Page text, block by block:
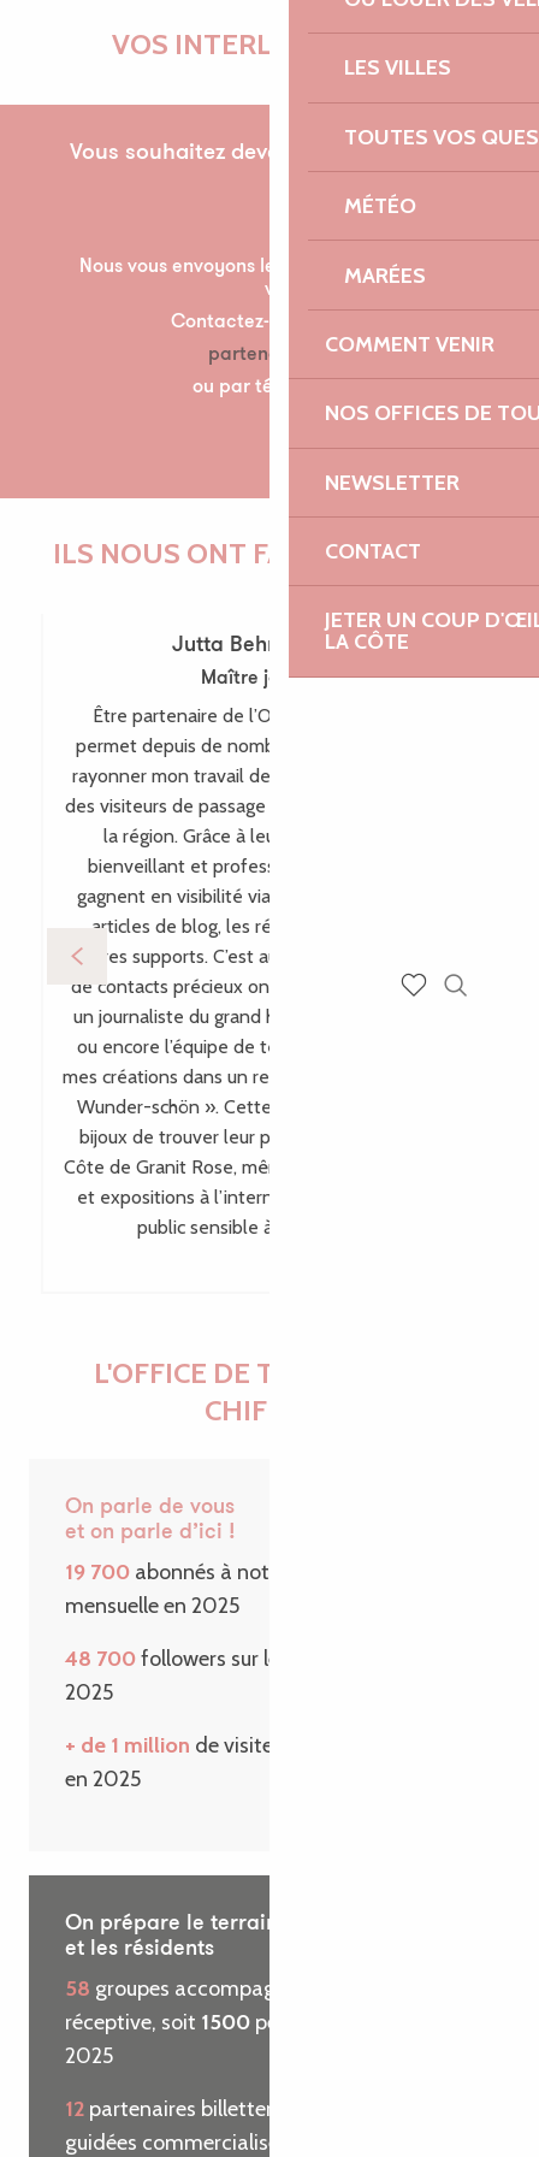
LES VILLES
TOUTES VOS
MÉTÉO
MARÉES
COMMENT VENIR
NOS OFFICES DE
NEWSLETTER
CONTACT
JETER UN COUP
LA CÔTE
VOS INTERLOCUTRICES
Vous souhaitez devenir partenaire pour la
première fois ?
Nous vous envoyons les documents nécessaire à
votre partenariat par mail.
Contactez-nous à l’adresse suivante :
partenariats@lannion-tregor.com
ou par téléphone au 07 86 04 60 30
ILS NOUS ONT FAIT CONFIANCE !
Jutta Behr-Schaeidt
Maître joaillière
Être partenaire de l’Office de Tourisme me
permet depuis de nombreuses années de faire
rayonner mon travail de maître-joaillière auprès
des visiteurs de passage comme des habitants de
la région. Grâce à leur accompagnement
bienveillant et professionnel, mes créations
gagnent en visibilité via leur site internet, leurs
articles de blog, les réseaux sociaux et bien
d’autres supports. C’est aussi par ce biais que plein
de contacts précieux ont vu le jour, comme avec
un journaliste du grand hebdomadaire allemand
ou encore l’équipe de télévision WDR, incluant
mes créations dans un reportage pour l’émission «
Wunder-schön ». Cette visibilité permet à mes
bijoux de trouver leur place bien au-delà de la
Côte de Granit Rose, même en dehors des salons
et expositions à l’international, en touchant un
public sensible à leur singularité.
L'OFFICE DE TOURISME EN
CHIFFRES
On parle de vous
et on parle d’ici !
19 700 abonnés à notre Newsletter
mensuelle en 2025
48 700followers sur les réseaux sociaux en
2025
+ de 1 million de visiteurs sur le site internet
en 2025
On prépare le terrain pour les visiteurs
et les résidents
58 groupes accompagnés par l’agence
réceptive, soit 1500 personnes reçues en
2025
12 partenaires billetterie et
guidées commercialisées pour le compte